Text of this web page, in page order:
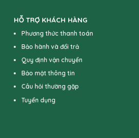
HỖ TRỢ KHÁCH HÀNG
Phương thức thanh toán
Bảo hành và đổi trả
Quy định vận chuyển
Bảo mật thông tin
Câu hỏi thường gặp
Tuyển dụng